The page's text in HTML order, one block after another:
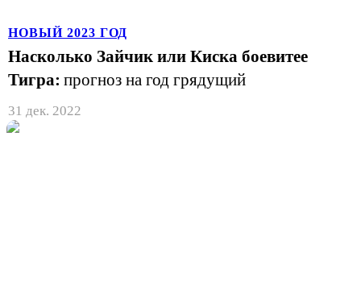
НОВЫЙ 2023 ГОД
Насколько Зайчик или Киска боевитее
Тигра: прогноз на год грядущий
31 дек. 2022